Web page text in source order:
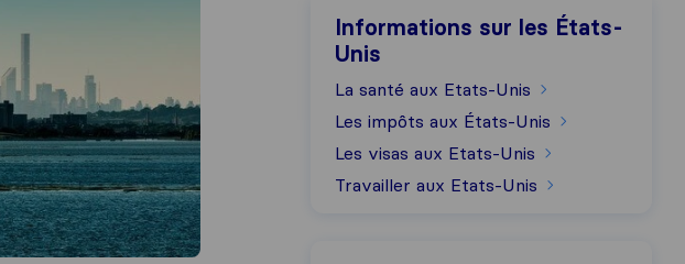
Informations sur les États-
Unis
La santé aux Etats-Unis
Les impôts aux États-Unis
Les visas aux Etats-Unis
Travailler aux Etats-Unis